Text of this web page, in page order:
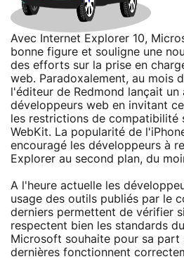
Avec Internet Explorer 10,
bonne figure et souligne une
des efforts sur la prise en
web. Paradoxalement, au mois
l'éditeur de Redmond lançait un
développeurs web en invitant
les restrictions de compatibilité
WebKit. La popularité de
encouragé les développeurs à
Explorer au second plan, du
A l'heure actuelle les
usage des outils publiés par le
derniers permettent de vérifier
respectent bien les standards
Microsoft souhaite pour sa part
dernières fonctionnent